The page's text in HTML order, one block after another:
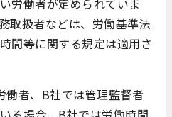
取扱者などは、労働基準法
間等に関する規定は適用さ
働者、B社では管理監督者